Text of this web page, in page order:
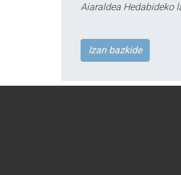
Aiaraldea Hedabideko
Izan bazkide